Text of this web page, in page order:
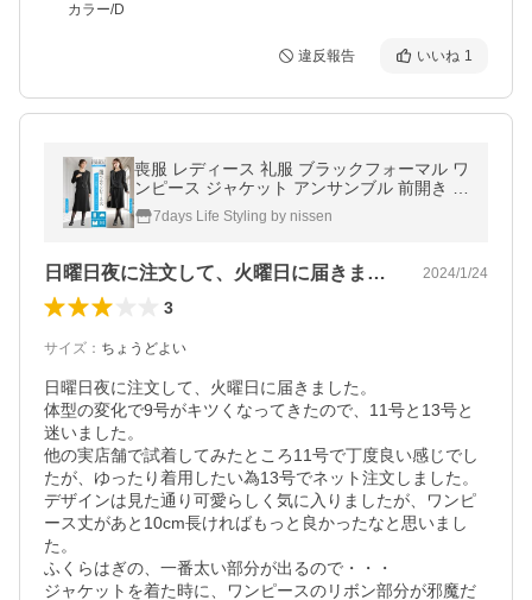
カラー/D
違反報告 いいね 1
喪服 レディース 礼服 ブラックフォーマル ワ
ンピース ジャケット アンサンブル 前開き ロ
ング丈 オールシーズン b0
7days Life Styling by nissen
日曜日夜に注文して、火曜日に届きました… 2024/1/24
3
サイズ ： ちょうどよい
日曜日夜に注文して、火曜日に届きました。
体型の変化で9号がキツくなってきたので、11号と13号と
迷いました。
他の実店舗で試着してみたところ11号で丁度良い感じでし
たが、ゆったり着用したい為13号でネット注文しました。
デザインは見た通り可愛らしく気に入りましたが、ワンピ
ース丈があと10cm長ければもっと良かったなと思いまし
た。
ふくらはぎの、一番太い部分が出るので・・・
ジャケットを着た時に、ワンピースのリボン部分が邪魔だ